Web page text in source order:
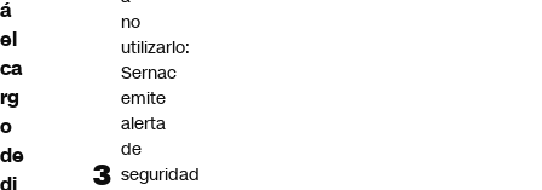
á
el
ca
rg
o
de
di
no
utilizarlo:
Sernac
emite
alerta
de
seguridad